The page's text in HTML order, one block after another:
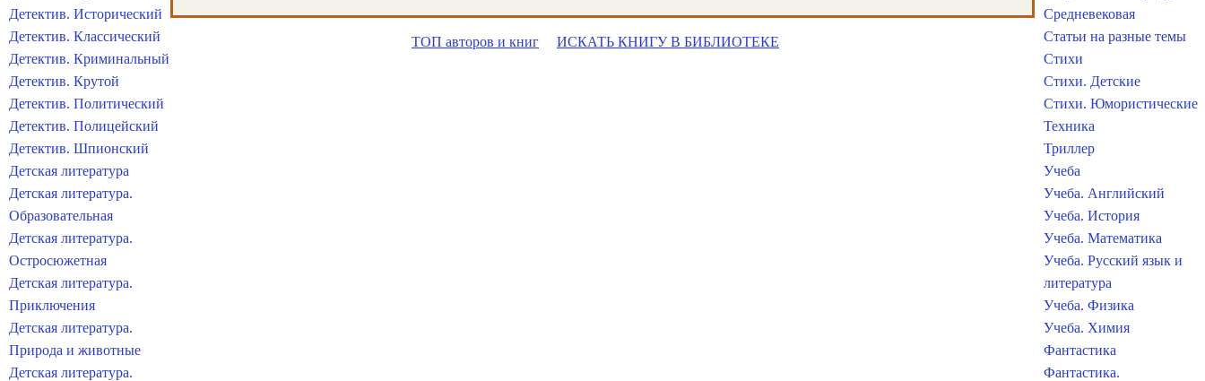
ТОП авторов и книг ИСКАТЬ КНИГУ В БИБЛИОТЕКЕ
Детектив. Исторический
Детектив. Классический
Детектив. Криминальный
Детектив. Крутой
Детектив. Политический
Детектив. Полицейский
Детектив. Шпионский
Детская литература
Детская литература.
Образовательная
Детская литература.
Остросюжетная
Детская литература.
Приключения
Детская литература.
Природа и животные
Детская литература.
Средневековая
Статьи на разные темы
Стихи
Стихи. Детские
Стихи. Юмористические
Техника
Триллер
Учеба
Учеба. Английский
Учеба. История
Учеба. Математика
Учеба. Русский язык и
литература
Учеба. Физика
Учеба. Химия
Фантастика
Фантастика.